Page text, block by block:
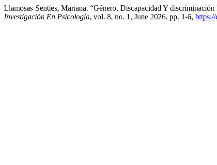
Llamosas-Sentíes, Mariana. “Género, Discapacidad Y
Investigación En Psicología, vol. 8, no. 1, June 2026, pp. 1-6,